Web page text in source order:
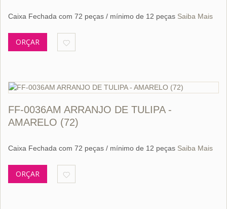
Caixa Fechada com 72 peças / mínimo de 12 peças Saiba Mais
ORÇAR
FF-0036AM ARRANJO DE TULIPA -
AMARELO (72)
Caixa Fechada com 72 peças / mínimo de 12 peças Saiba Mais
ORÇAR